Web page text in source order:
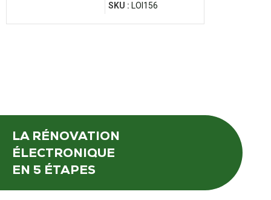
SKU : LOI156
LA RÉNOVATION
ÉLECTRONIQUE
EN 5 ÉTAPES